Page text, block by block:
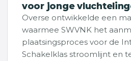
voor jonge
Overse ontwikkelde een
waarmee SWVNK het
plaatsingsproces voor de
Schakelklas stroomlijnt en